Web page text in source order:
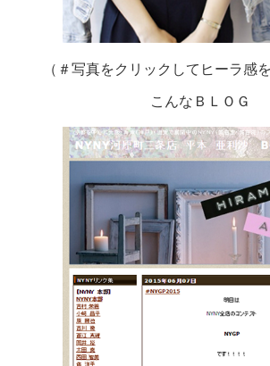
（＃写真をクリックしてヒーラ感
こんなＢＬＯＧ